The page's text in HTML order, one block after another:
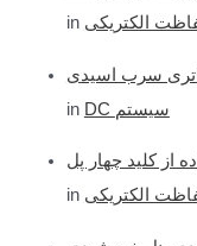
in الکتریکی
سرب اسیدی
in
DC سیستم
از کلید چهار پل
in الکتریکی